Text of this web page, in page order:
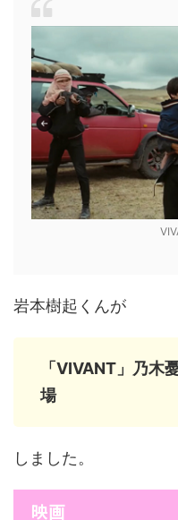
岩本樹起くんが
「VIVANT」乃木
場
しました。
映画